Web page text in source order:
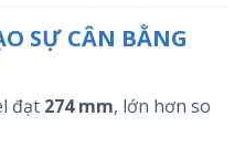
SỰ CÂN BẰNG
đạt 274 mm, lớn hơn so